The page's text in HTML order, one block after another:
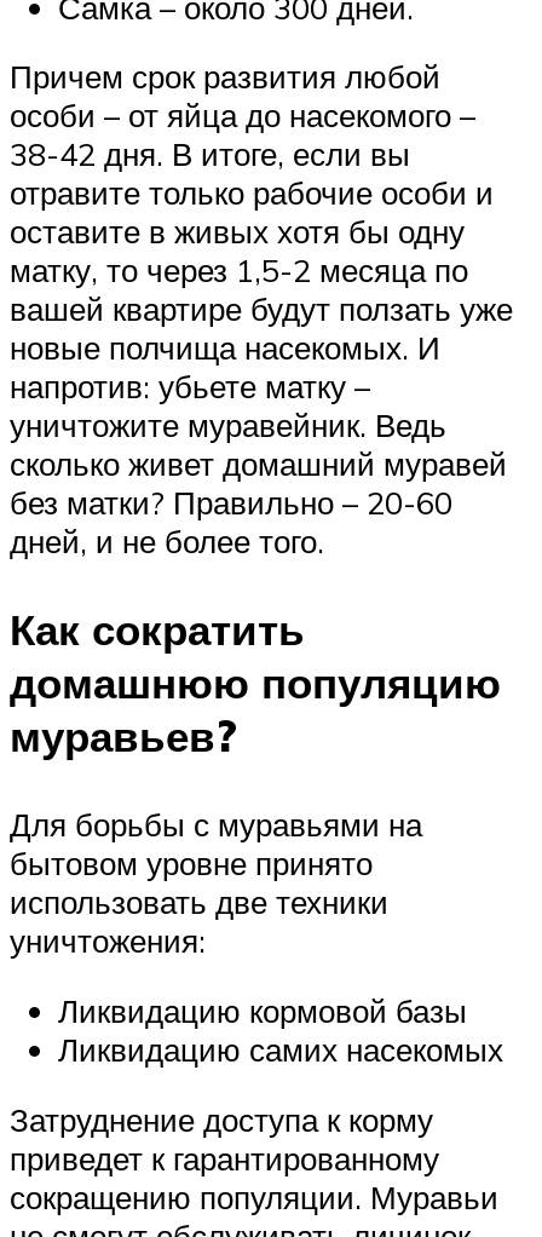
Причем срок развития любой
особи – от яйца до насекомого –
38-42 дня. В итоге, если вы
отравите только рабочие особи и
оставите в живых хотя бы одну
матку, то через 1,5-2 месяца по
вашей квартире будут ползать уже
новые полчища насекомых. И
напротив: убьете матку –
уничтожите муравейник. Ведь
сколько живет домашний муравей
без матки? Правильно – 20-60
дней, и не более того.
Как сократить
домашнюю популяцию
муравьев?
Для борьбы с муравьями на
бытовом уровне принято
использовать две техники
уничтожения:
Ликвидацию кормовой базы
Ликвидацию самих насекомых
Затруднение доступа к корму
приведет к гарантированному
сокращению популяции. Муравьи